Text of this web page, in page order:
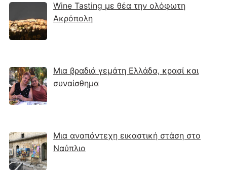
Wine Tasting με θέα την ολόφωτη
Ακρόπολη
Μια βραδιά γεμάτη Ελλάδα, κρασί και
συναίσθημα
Μια αναπάντεχη εικαστική στάση στο
Ναύπλιο